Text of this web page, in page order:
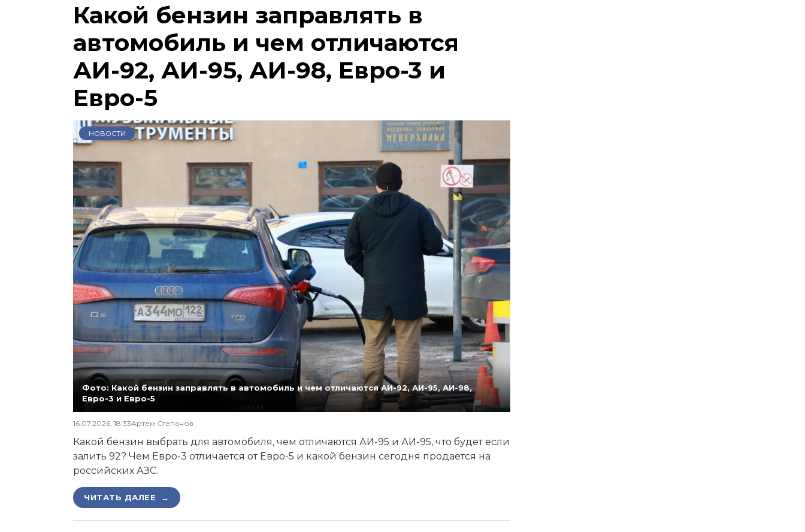
Какой бензин заправлять в
автомобиль и чем отличаются
АИ-92, АИ-95, АИ-98, Евро-3 и
Евро-5
НОВОСТИ
Фото: Какой бензин заправлять в автомобиль и чем отличаются АИ-92, АИ-95, АИ-98,
Евро-3 и Евро-5
16.07.2026, 18:33Артем Степанов
Какой бензин выбрать для автомобиля, чем отличаются АИ-95 и АИ-95, что будет если
залить 92? Чем Евро-3 отличается от Евро-5 и какой бензин сегодня продается на
российских АЗС.
ЧИТАТЬ ДАЛЕЕ →